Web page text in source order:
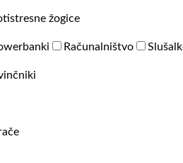
žogice
Računalništvo